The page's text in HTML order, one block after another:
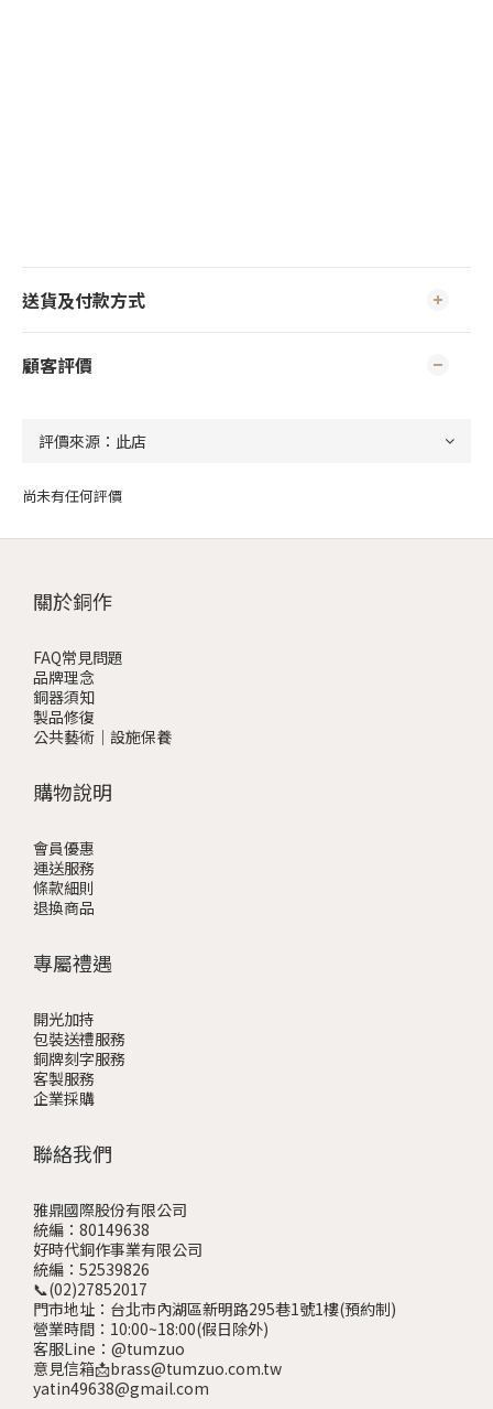
送貨及付款方式
顧客評價
尚未有任何評價
關於銅作
FAQ常見問題
品牌理念
銅器須知
製品修復
公共藝術｜設施保養
購物說明
會員優惠
運送服務
條款細則
退換商品
專屬禮遇
開光加持
包裝送禮服務
銅牌刻字服務
客製服務
企業採購
聯絡我們
雅鼎國際股份有限公司
統編：80149638
好時代銅作事業有限公司
統編：52539826
📞(02)27852017
門市地址：台北市內湖區新明路295巷1號1樓(預約制)
營業時間：10:00~18:00(假日除外)
客服Line：@tumzuo
意見信箱📩brass@tumzuo.com.tw
yatin49638@gmail.com